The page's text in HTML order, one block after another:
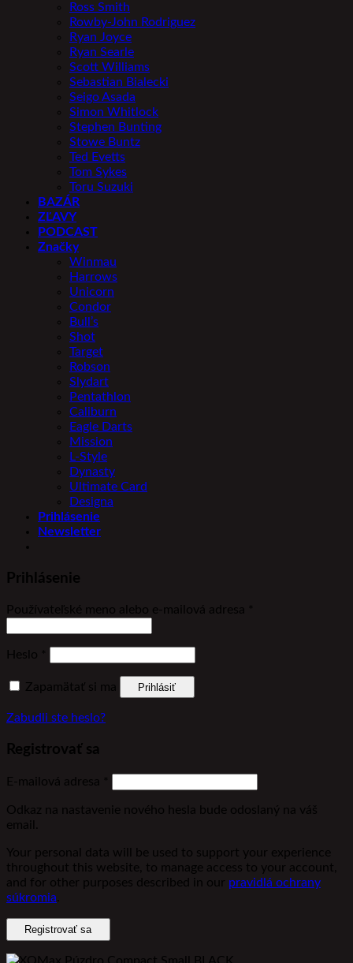
Ross Smith
Rowby-John Rodriguez
Ryan Joyce
Ryan Searle
Scott Williams
Sebastian Bialecki
Seigo Asada
Simon Whitlock
Stephen Bunting
Stowe Buntz
Ted Evetts
Tom Sykes
Toru Suzuki
BAZÁR
ZĽAVY
PODCAST
Značky
Winmau
Harrows
Unicorn
Condor
Bull’s
Shot
Target
Robson
Slydart
Pentathlon
Caliburn
Eagle Darts
Mission
L-Style
Dynasty
Ultimate Card
Designa
Prihlásenie
Newsletter
Prihlásenie
Používateľské meno alebo e-mailová adresa *
Heslo *
Zapamätať si ma Prihlásiť
Zabudli ste heslo?
Registrovať sa
E-mailová adresa *
Odkaz na nastavenie nového hesla bude odoslaný na váš
email.
Your personal data will be used to support your experience
throughout this website, to manage access to your account,
and for other purposes described in our pravidlá ochrany
súkromia
Registrovať sa